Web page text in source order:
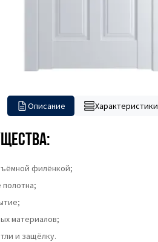
Описание Характеристики
филёнкой;
полотна;
материалов;
и защёлку.